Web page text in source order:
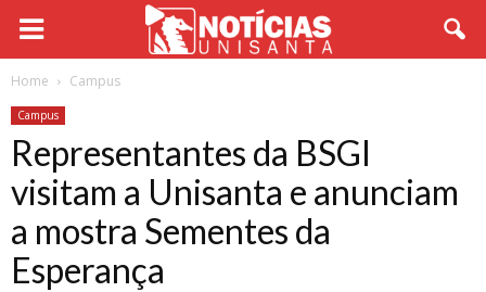
Home Campus
Campus
Representantes da BSGI
visitam a Unisanta e anunciam
a mostra Sementes da
Esperança